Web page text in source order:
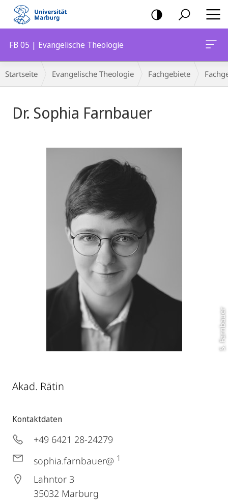
Mobile-
Navigation
FB 05 | Evangelische Theologie
Breadcrumb-
Navigation
Startseite Evangelische Theologie Fachgebiete
Dr. Sophia Farnbauer
S. Farnbauer
Akad. Rätin
Kontaktdaten
+49 6421 28-24279
sophia.farnbauer@ 1
Lahntor 3
35032 Marburg